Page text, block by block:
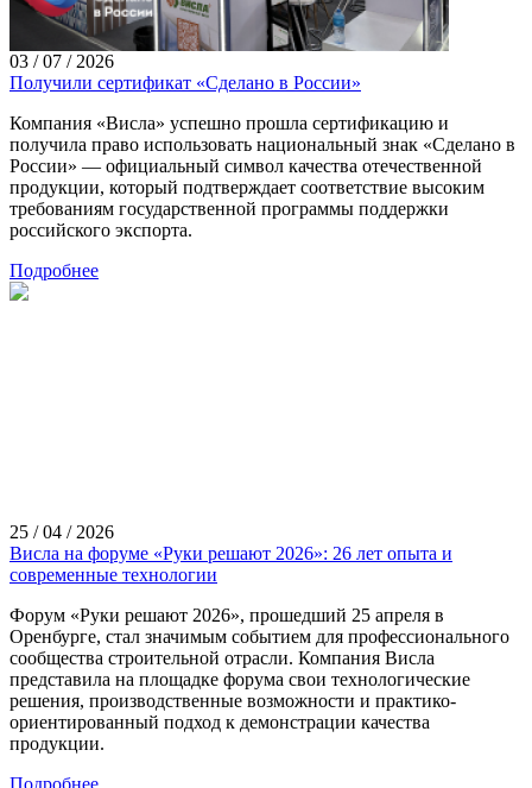
03 / 07 / 2026
Получили сертификат «Сделано в России»
Компания «Висла» успешно прошла сертификацию и
получила право использовать национальный знак «Сделано в
России» — официальный символ качества отечественной
продукции, который подтверждает соответствие высоким
требованиям государственной программы поддержки
российского экспорта.
Подробнее
25 / 04 / 2026
Висла на форуме «Руки решают 2026»: 26 лет опыта и
современные технологии
Форум «Руки решают 2026», прошедший 25 апреля в
Оренбурге, стал значимым событием для профессионального
сообщества строительной отрасли. Компания Висла
представила на площадке форума свои технологические
решения, производственные возможности и практико-
ориентированный подход к демонстрации качества
продукции.